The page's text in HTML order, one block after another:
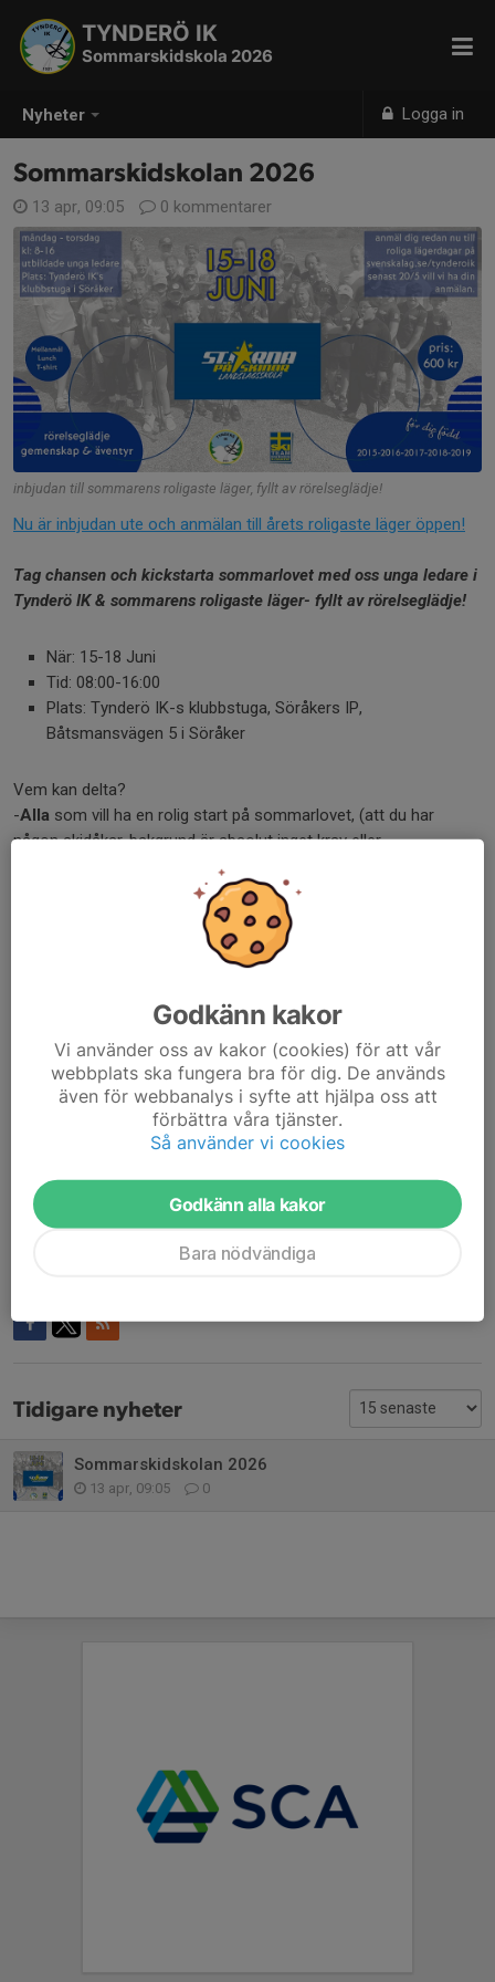
Nyheter Logga in
TYNDERÖ IK
Sommarskidskola 2026
Sommarskidskolan 2026
13 apr, 09:05 0 kommentarer
inbjudan till sommarens roligaste läger, fyllt av rörelseglädje!
Nu är inbjudan ute och anmälan till årets roligaste läger öppen!
Tag chansen och kickstarta sommarlovet med oss unga ledare i
Tynderö IK & sommarens roligaste läger- fyllt av rörelseglädje!
När: 15-18 Juni
Tid: 08:00-16:00
Plats: Tynderö IK-s klubbstuga, Söråkers IP,
Båtsmansvägen 5 i Söråker
Vem kan delta?
-Alla som vill ha en rolig start på sommarlovet, (att du har
någon skidåkar-bakgrund är absolut inget krav eller
nödvändighet för att delta på lägret.)
Lägeravgiften är 600 kr (400 kr om du är medlem i Tynderö IK)
-roliga rörelsefyllda dagar med likasinnade
På denna sida kommer vi sedan uppdatera löpande med
information som rör lägerdagarna, är du anmäld till lägret får du
tillgång till all information och har möjlighet att läsa den när det
passar er!
Tidigare nyheter
Sommarskidskolan 2026
13 apr, 09:05 0
Godkänn kakor
Vi använder oss av kakor (cookies) för att vår
webbplats ska fungera bra för dig. De används
även för webbanalys i syfte att hjälpa oss att
förbättra våra tjänster.
Så använder vi cookies
Godkänn alla kakor
Bara nödvändiga